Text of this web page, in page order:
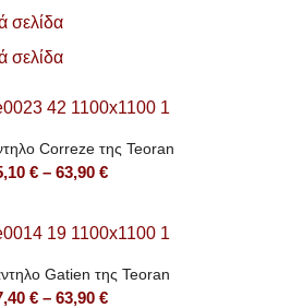
σελίδα
σελίδα
Correze της Teoran
€ – 63,90 €Price
25,10 €
63,90 €
Gatien της Teoran
€ – 63,90 €Price